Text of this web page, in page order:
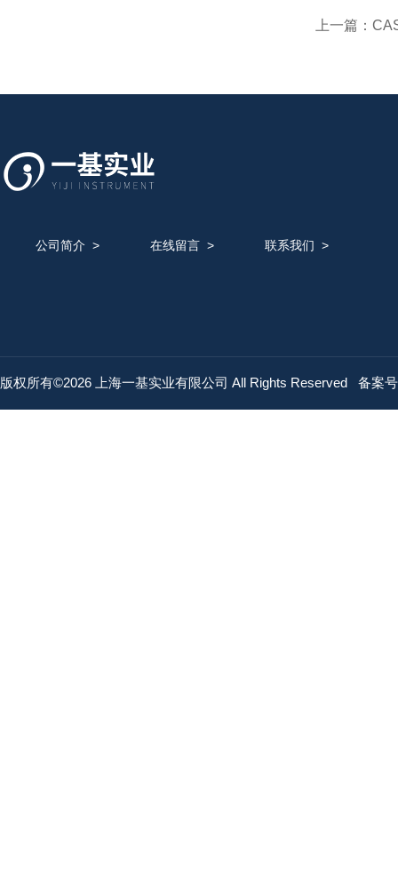
上一篇：
公司简介 > 在线留言> 联系我们 >
版权所有©2026 上海一基实业有限公司 All Rights Reserved 备案